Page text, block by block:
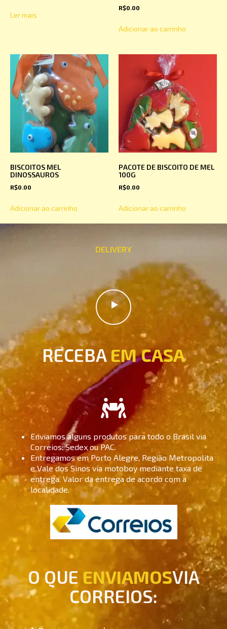
Ler mais
R$0.00
Adicionar ao carrinho
BISCOITOS MEL
DINOSSAUROS
R$0.00
Adicionar ao carrinho
PACOTE DE BISCOITO DE MEL
100G
R$0.00
Adicionar ao carrinho
DELIVERY
RECEBA EM CASA
Enviamos alguns produtos para todo o Brasil via
Correios: Sedex ou PAC.
Entregamos em Porto Alegre, Região Metropolita
e Vale dos Sinos via motoboy mediante taxa de
entrega. Valor da entrega de acordo com a
localidade.
O QUE ENVIAMOSVIA
CORREIOS: